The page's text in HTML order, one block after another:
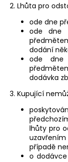
2. Lhůta pro
ode dne
ode dne
dodání
ode dne
dodávka
3. Kupující
lhůty pro
případě
o